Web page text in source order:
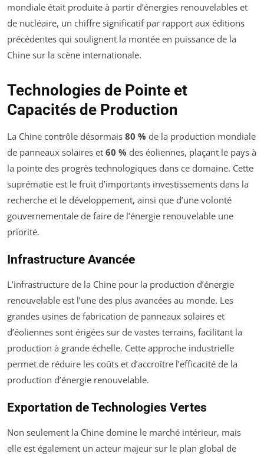
mondiale était produite à partir d’énergies renouvelables et
de nucléaire, un chiffre significatif par rapport aux éditions
précédentes qui soulignent la montée en puissance de la
Chine sur la scène internationale.
Technologies de Pointe et
Capacités de Production
La Chine contrôle désormais 80 % de la production mondiale
de panneaux solaires et 60 % des éoliennes, plaçant le pays à
la pointe des progrès technologiques dans ce domaine. Cette
suprématie est le fruit d’importants investissements dans la
recherche et le développement, ainsi que d’une volonté
gouvernementale de faire de l’énergie renouvelable une
priorité.
Infrastructure Avancée
L’infrastructure de la Chine pour la production d’énergie
renouvelable est l’une des plus avancées au monde. Les
grandes usines de fabrication de panneaux solaires et
d’éoliennes sont érigées sur de vastes terrains, facilitant la
production à grande échelle. Cette approche industrielle
permet de réduire les coûts et d’accroître l’efficacité de la
production d’énergie renouvelable.
Exportation de Technologies Vertes
Non seulement la Chine domine le marché intérieur, mais
elle est également un acteur majeur sur le plan global de